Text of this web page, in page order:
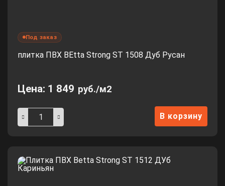
Под заказ
плитка ПВХ BEtta Strong ST 1508 Дуб Русан
Цена: 1 849 руб./м2
В корзину